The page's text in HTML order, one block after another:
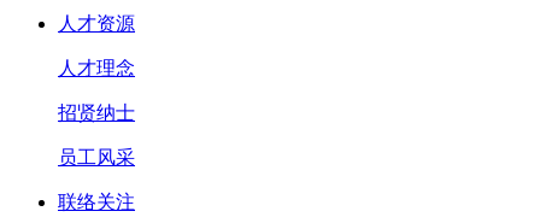
人才资源
人才理念
招贤纳士
员工风采
联络关注